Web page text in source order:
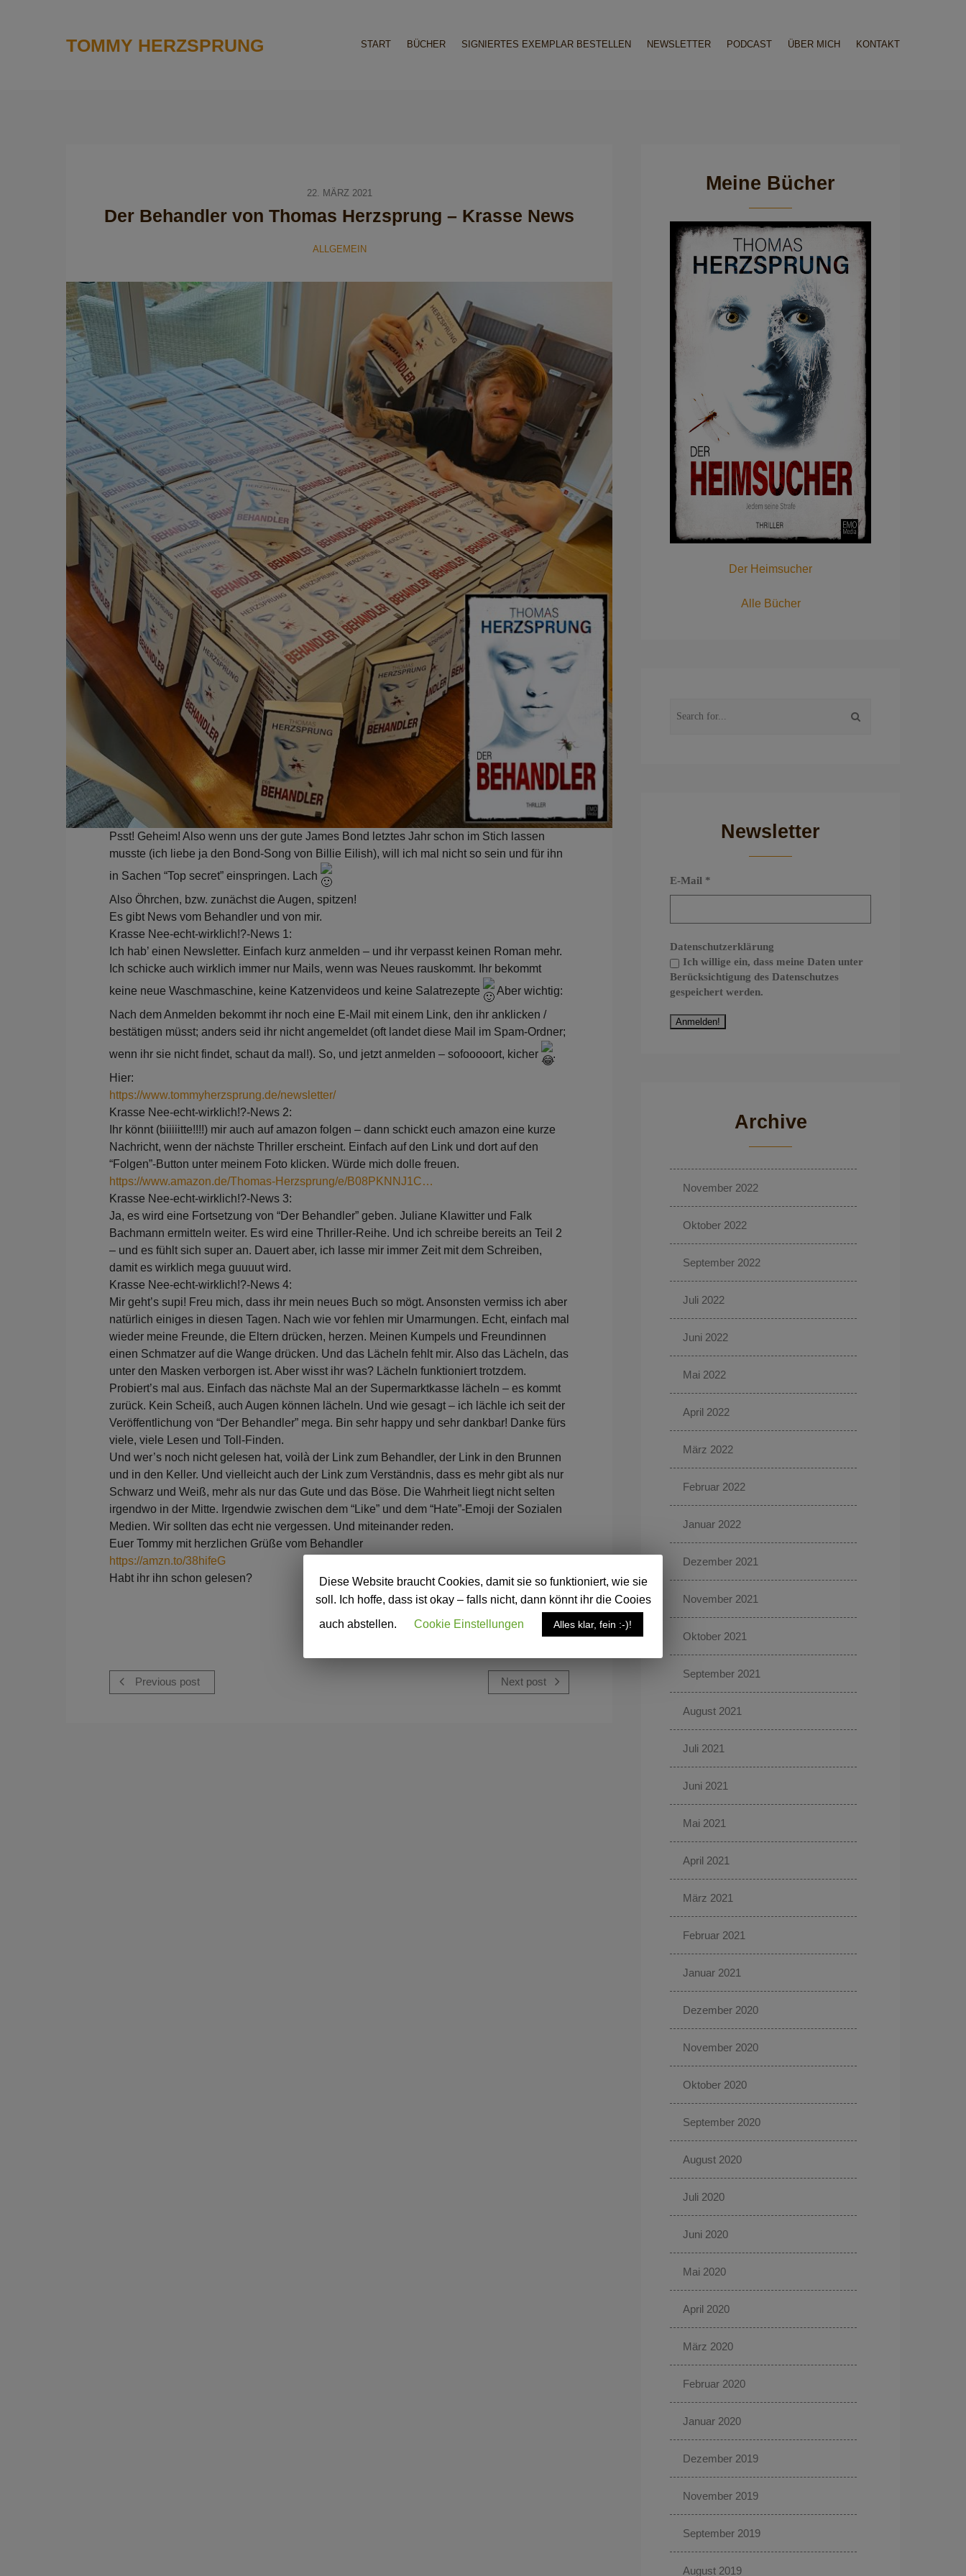
TOMMY HERZSPRUNG START BÜCHER SIGNIERTES EXEMPLAR BESTELLEN NEWSLETTER PODCAST ÜBER MICH KONTAKT
22. MÄRZ 2021
Der Behandler von Thomas Herzsprung – Krasse News
ALLGEMEIN
Psst! Geheim! Also wenn uns der gute James Bond letztes Jahr schon im Stich lassen
musste (ich liebe ja den Bond-Song von Billie Eilish), will ich mal nicht so sein und für ihn
in Sachen “Top secret” einspringen. Lach
Also Öhrchen, bzw. zunächst die Augen, spitzen!
Es gibt News vom Behandler und von mir.
Krasse Nee-echt-wirklich!?-News 1:
Ich hab’ einen Newsletter. Einfach kurz anmelden – und ihr verpasst keinen Roman mehr.
Ich schicke auch wirklich immer nur Mails, wenn was Neues rauskommt. Ihr bekommt
keine neue Waschmaschine, keine Katzenvideos und keine Salatrezepte
Aber wichtig:
Nach dem Anmelden bekommt ihr noch eine E-Mail mit einem Link, den ihr anklicken /
bestätigen müsst; anders seid ihr nicht angemeldet (oft landet diese Mail im Spam-Ordner;
wenn ihr sie nicht findet, schaut da mal!). So, und jetzt anmelden – sofooooort, kicher
.
Hier:
https://www.tommyherzsprung.de/newsletter/
Krasse Nee-echt-wirklich!?-News 2:
Ihr könnt (biiiiitte!!!!) mir auch auf amazon folgen – dann schickt euch amazon eine kurze
Nachricht, wenn der nächste Thriller erscheint. Einfach auf den Link und dort auf den
“Folgen”-Button unter meinem Foto klicken. Würde mich dolle freuen.
https://www.amazon.de/Thomas-Herzsprung/e/B08PKNNJ1C…
Krasse Nee-echt-wirklich!?-News 3:
Ja, es wird eine Fortsetzung von “Der Behandler” geben. Juliane Klawitter und Falk
Bachmann ermitteln weiter. Es wird eine Thriller-Reihe. Und ich schreibe bereits an Teil 2
– und es fühlt sich super an. Dauert aber, ich lasse mir immer Zeit mit dem Schreiben,
damit es wirklich mega guuuut wird.
Krasse Nee-echt-wirklich!?-News 4:
Mir geht’s supi! Freu mich, dass ihr mein neues Buch so mögt. Ansonsten vermiss ich aber
natürlich einiges in diesen Tagen. Nach wie vor fehlen mir Umarmungen. Echt, einfach mal
wieder meine Freunde, die Eltern drücken, herzen. Meinen Kumpels und Freundinnen
einen Schmatzer auf die Wange drücken. Und das Lächeln fehlt mir. Also das Lächeln, das
unter den Masken verborgen ist. Aber wisst ihr was? Lächeln funktioniert trotzdem.
Probiert’s mal aus. Einfach das nächste Mal an der Supermarktkasse lächeln – es kommt
zurück. Kein Scheiß, auch Augen können lächeln. Und wie gesagt – ich lächle ich seit der
Veröffentlichung von “Der Behandler” mega. Bin sehr happy und sehr dankbar! Danke fürs
viele, viele Lesen und Toll-Finden.
Und wer’s noch nicht gelesen hat, voilà der Link zum Behandler, der Link in den Brunnen
und in den Keller. Und vielleicht auch der Link zum Verständnis, dass es mehr gibt als nur
Schwarz und Weiß, mehr als nur das Gute und das Böse. Die Wahrheit liegt nicht selten
irgendwo in der Mitte. Irgendwie zwischen dem “Like” und dem “Hate”-Emoji der Sozialen
Medien. Wir sollten das echt nie vergessen. Und miteinander reden.
Euer Tommy mit herzlichen Grüße vom Behandler
https://amzn.to/38hifeG
Habt ihr ihn schon gelesen?
Previous post Next post
Meine Bücher
Der Heimsucher
Alle Bücher
Newsletter
E-Mail *
Datenschutzerklärung
Ich willige ein, dass meine Daten unter
Berücksichtigung des Datenschutzes
gespeichert werden.
Archive
November 2022
Oktober 2022
September 2022
Juli 2022
Juni 2022
Mai 2022
April 2022
März 2022
Februar 2022
Januar 2022
Dezember 2021
November 2021
Oktober 2021
September 2021
August 2021
Juli 2021
Juni 2021
Mai 2021
April 2021
März 2021
Februar 2021
Januar 2021
Dezember 2020
November 2020
Oktober 2020
September 2020
August 2020
Juli 2020
Juni 2020
Mai 2020
April 2020
März 2020
Februar 2020
Januar 2020
Dezember 2019
November 2019
September 2019
August 2019
Diese Website braucht Cookies, damit sie so funktioniert, wie sie
soll. Ich hoffe, dass ist okay – falls nicht, dann könnt ihr die Cooies
auch abstellen.
Cookie Einstellungen Alles klar, fein :-)!